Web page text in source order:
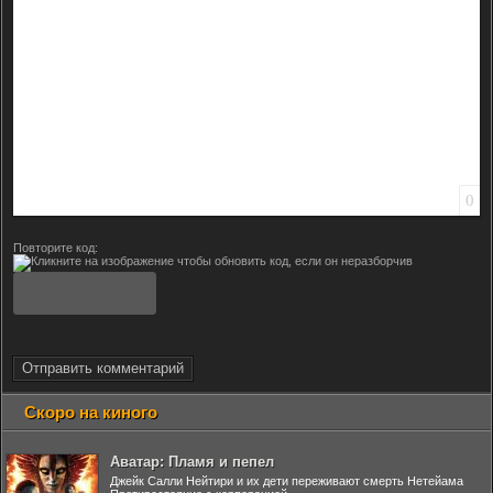
0
Повторите код:
Отправить комментарий
Скоро на киного
Аватар: Пламя и пепел
Джейк Салли Нейтири и их дети переживают смерть Нетейама